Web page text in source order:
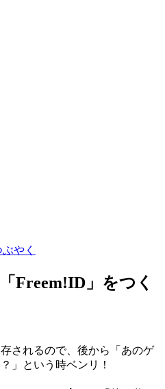
やく
Freem!ID 」をつく
されるので、後から「あのゲ
」という時ベンリ！